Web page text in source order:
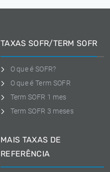
TAXAS SOFR/TERM SOFR
O que é SOFR?
O que é Term SOFR
Term SOFR 1 mes
Term SOFR 3 meses
MAIS TAXAS DE
REFERÊNCIA